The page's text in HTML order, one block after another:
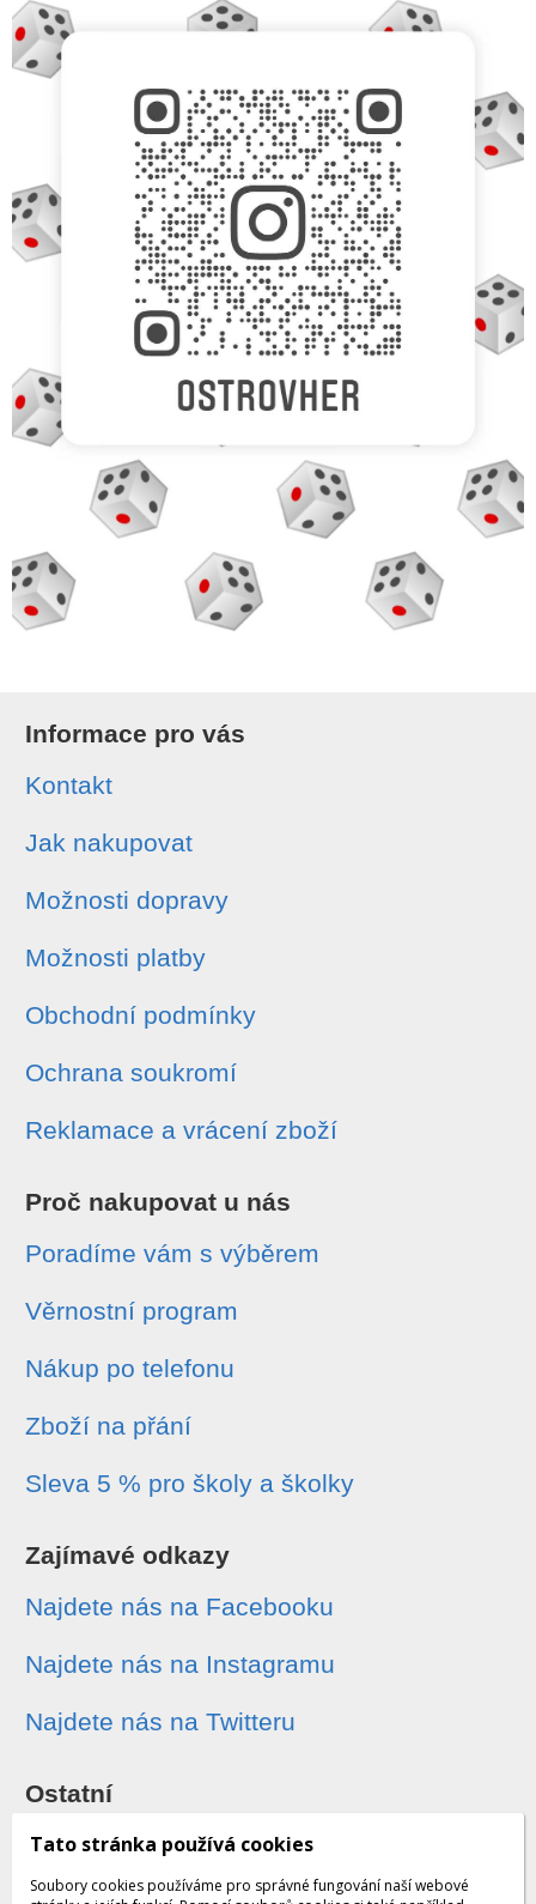
Informace pro vás
Kontakt
Jak nakupovat
Možnosti dopravy
Možnosti platby
Obchodní podmínky
Ochrana soukromí
Reklamace a vrácení zboží
Proč nakupovat u nás
Poradíme vám s výběrem
Věrnostní program
Nákup po telefonu
Zboží na přání
Sleva 5 % pro školy a školky
Zajímavé odkazy
Najdete nás na Facebooku
Najdete nás na Instagramu
Najdete nás na Twitteru
Ostatní
Sledování zásilek
Tato stránka používá cookies
Soubory cookies používáme pro správné fungování naší webové